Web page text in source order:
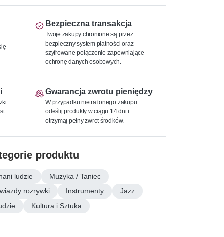
Bezpieczna transakcja
Twoje zakupy chronione są przez
bezpieczny system płatności oraz
szyfrowane połączenie zapewniające
ochronę danych osobowych.
Gwarancja zwrotu pieniędzy
W przypadku nietrafionego zakupu
odeślij produkty w ciągu 14 dni i
otrzymaj pełny zwrot środków.
produktu
ludzie
Muzyka / Taniec
rozrywki
Instrumenty
Jazz
Kultura i Sztuka